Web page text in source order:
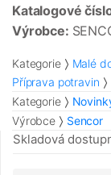
Katalogové
Výrobce:
Kategorie Malé
Příprava potravin
Kategorie
Výrobce
Sencor
Skladová